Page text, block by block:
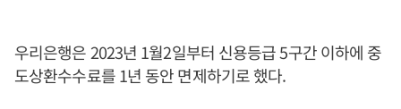
우리은행은 2023년 1월2일부터 신용등급 5구간 이하에 중
도상환수수료를 1년 동안 면제하기로 했다.